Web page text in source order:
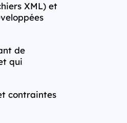
XML) et
de
qui
contraintes